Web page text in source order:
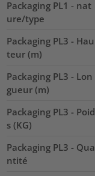
Packaging PL1 - nat
ure/type
Packaging PL3 - Hau
teur (m)
Packaging PL3 - Lon
gueur (m)
Packaging PL3 - Poid
s (KG)
Packaging PL3 - Qua
ntité